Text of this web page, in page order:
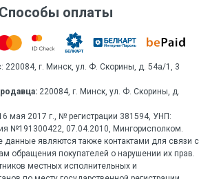
Способы оплаты
220084, г. Минск, ул. Ф. Скорины, д. 54а/1, 3
220084, г. Минск, ул. Ф. Скорины, д.
мая 2017 г., № регистрации 381594, УНП:
№191300422, 07.04.2010, Мингорисполком.
данные являются также контактами для связи с
обращения покупателей о нарушении их прав.
местных исполнительных и